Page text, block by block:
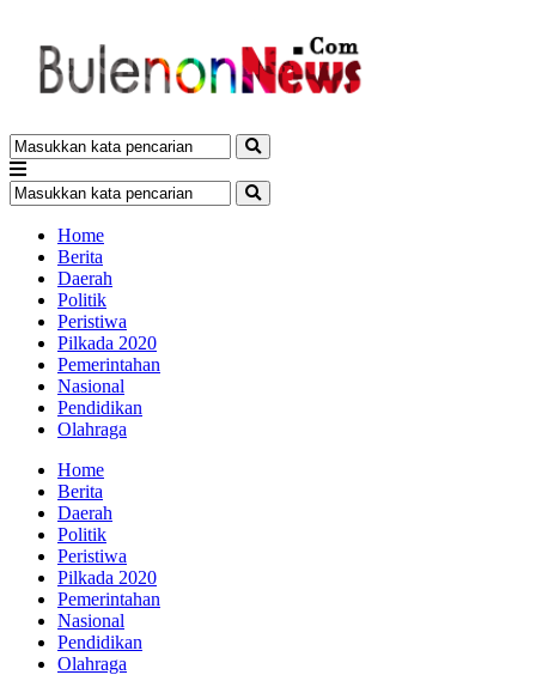
Home
Berita
Daerah
Politik
Peristiwa
Pilkada 2020
Pemerintahan
Nasional
Pendidikan
Olahraga
Home
Berita
Daerah
Politik
Peristiwa
Pilkada 2020
Pemerintahan
Nasional
Pendidikan
Olahraga